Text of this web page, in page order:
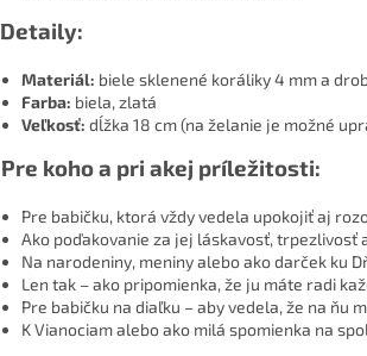
Detaily:
Materiál: biele sklenené koráliky 4 mm a
Farba: biela, zlatá
Veľkosť: dĺžka 18 cm (na želanie je možné
Pre koho a pri akej príležitosti:
Pre babičku, ktorá vždy vedela upokojiť aj
Ako poďakovanie za jej láskavosť, trpezlivosť
Na narodeniny, meniny alebo ako darček ku
Len tak – ako pripomienka, že ju máte radi
Pre babičku na diaľku – aby vedela, že na ňu
K Vianociam alebo ako milá spomienka na